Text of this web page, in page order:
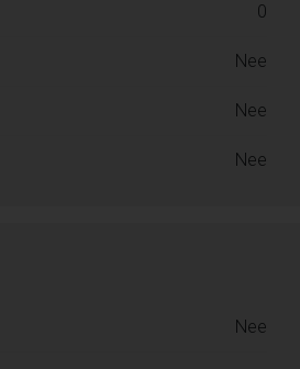
0
Nee
Nee
Nee
Nee